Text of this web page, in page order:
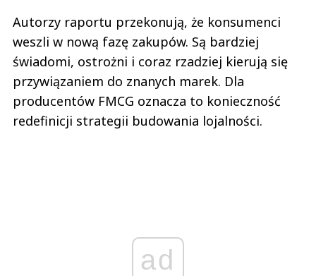
Autorzy raportu przekonują, że konsumenci
weszli w nową fazę zakupów. Są bardziej
świadomi, ostrożni i coraz rzadziej kierują się
przywiązaniem do znanych marek. Dla
producentów FMCG oznacza to konieczność
redefinicji strategii budowania lojalności.
ad